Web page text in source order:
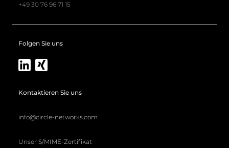
+49 30 76 96 71 15
Folgen Sie uns
Kontaktieren Sie uns
info@circle-networks.com
Unser S/MIME-Zertifikat